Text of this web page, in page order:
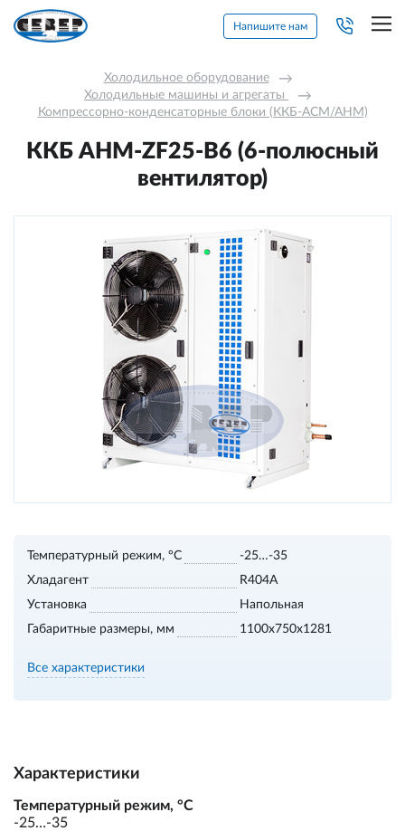
Напишите нам
Холодильное оборудование →
Холодильные машины и агрегаты →
Компрессорно-конденсаторные блоки (ККБ-АСМ/АНМ)
ККБ AНM-ZF25-В6 (6-полюсный
вентилятор)
Температурный режим, °С
-25…-35
Хладагент
R404A
Установка
Напольная
Габаритные размеры, мм
1100х750х1281
Все характеристики
Характеристики
Температурный режим, °С
-25…-35